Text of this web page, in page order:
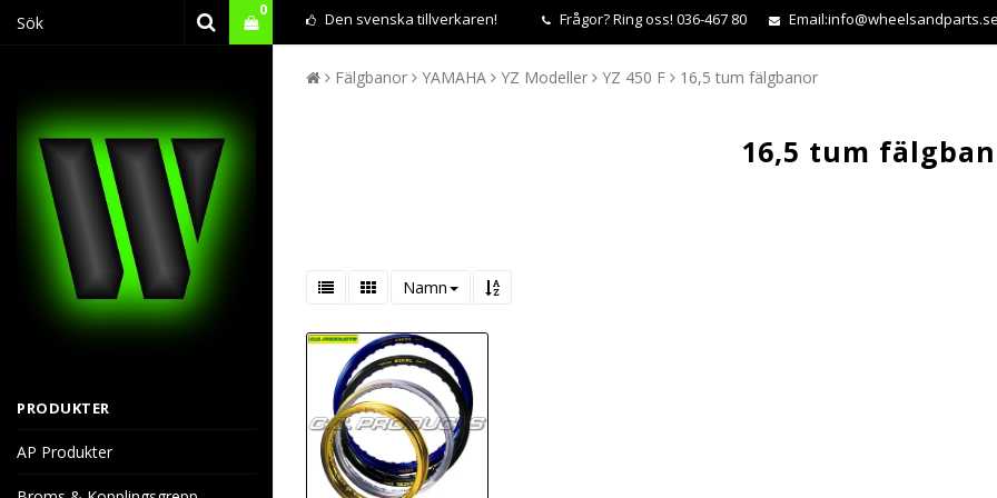
Den svenska tillverkaren! Frågor?Ring oss! 036-467 80 Email:
0
PRODUKTER
AP Produkter
Fälgbanor YAMAHA YZ Modeller YZ 450 F 16,5 tum fälgbanor
16,5 tum
Namn